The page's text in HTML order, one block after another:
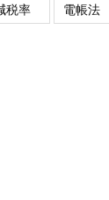
税率 電帳法